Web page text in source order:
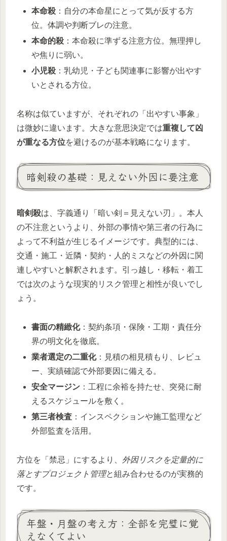
本命殺 ：自分の本命星にとって気が反する方
位。体調や判断ブレの注意。
本命的殺 ：本命殺に準ずる注意方位。無理押し
や焦りに弱い。
小児殺 ：乳幼児・子ども関連事に影響が出やす
いとされる方位。
名称は似ていますが、それぞれの「出やすい事象」
は微妙に違います。大きな意思決定では重複して凶
が重なる方位を避けるのが基本戦略になります。
暗剣殺の基礎：見えない外因に要注意
暗剣殺は、字義通り「暗い剣＝見えない刃」。本人
の不注意というより、外部の事情や第三者の行為に
よって不利益が生じるイメージです。典型的には、
交通・施工・近隣・契約・人的ミスなどの外因に関
連しやすいと解釈されます。引っ越し・移転・着工
では次のような現実的リスク管理と相性が良いでし
ょう。
書面の精緻化：契約条項・保険・工期・責任分
界の明文化を徹底。
業者選定の二重化：見積の相見積もり、レビュ
ー、実績確認で外部要因に備える。
安全マージン ：工程に余裕を持たせ、突発に耐
えるスケジュールを敷く。
第三者検査 ：インスペクションや施工監理など
外部監査を活用。
方位を「禁忌」にするより、 外因リスクを定量的に
落とすプロジェクト管理と組み合わせるのが実務的
です。
年盤・月盤の考え方：全部を完璧に覚
えなくてよい